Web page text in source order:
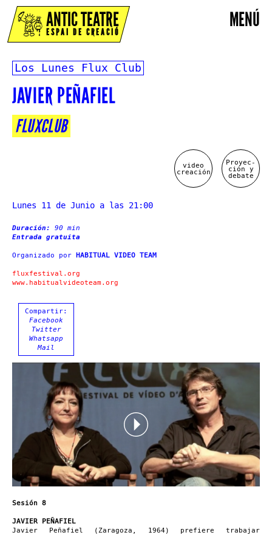
MENÚ
ANTIC TEATRE
ESPAI DE CREACIÓ
Los Lunes Flux Club
JAVIER PEÑAFIEL
FLUXCLUB
Proyec-
ción y
debate
video
creación
Lunes 11 de Junio a las 21:00
Duración: 90 min
Entrada gratuita
Organizado por HABITUAL VIDEO TEAM
fluxfestival.org
www.habitualvideoteam.org
Compartir:
Facebook
Twitter
Whatsapp
Mail
Sesión 8
JAVIER PEÑAFIEL
Javier Peñafiel (Zaragoza, 1964) prefiere trabajar